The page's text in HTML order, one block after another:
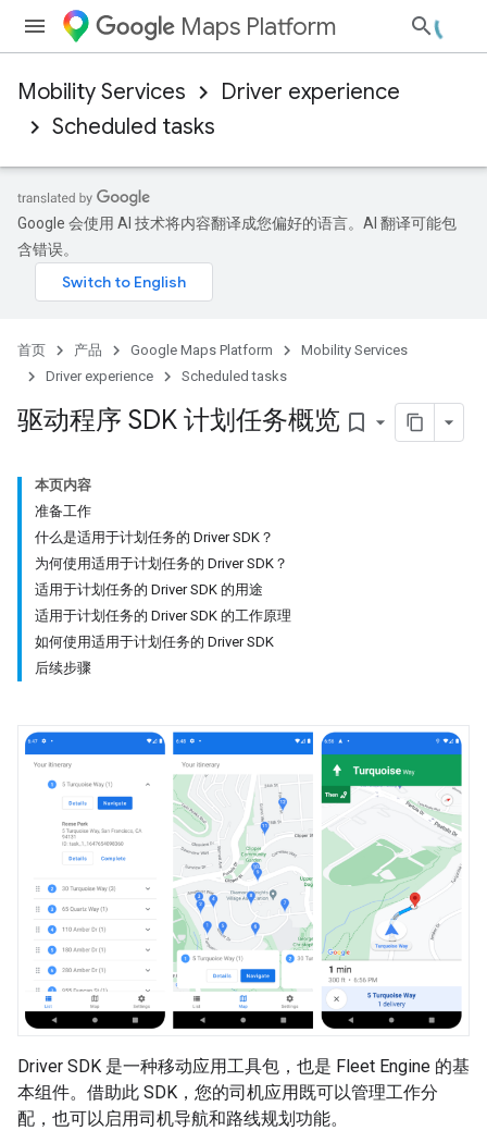
Maps Platform
Mobility Services
Driver experience
Scheduled tasks
Google 会使用 AI 技术将内容翻译成您偏好的语言。AI 翻译可能包
含错误。
首页 产品 Google Maps Platform
Mobility Services
Driver experience
Scheduled tasks
驱动程序 SDK 计划任务概览 bookmark_border
本页内容
准备工作
什么是适用于计划任务的 Driver SDK？
为何使用适用于计划任务的 Driver SDK？
适用于计划任务的 Driver SDK 的用途
适用于计划任务的 Driver SDK 的工作原理
如何使用适用于计划任务的 Driver SDK
后续步骤
Driver SDK 是一种移动应用工具包，也是 Fleet Engine 的基
本组件。借助此 SDK，您的司机应用既可以管理工作分
配，也可以启用司机导航和路线规划功能。